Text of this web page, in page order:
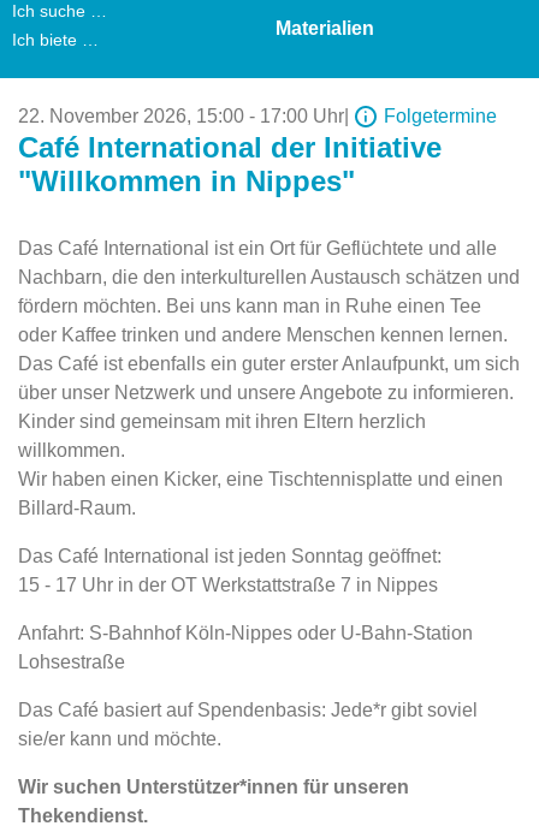
Ich suche …
Ich biete …
Materialien
22. November 2026, 15:00 - 17:00 Uhr Folgetermine
Café International der Initiative
"Willkommen in Nippes"
Das Café International ist ein Ort für Geflüchtete und alle
Nachbarn, die den interkulturellen Austausch schätzen und
fördern möchten. Bei uns kann man in Ruhe einen Tee
oder Kaffee trinken und andere Menschen kennen lernen.
Das Café ist ebenfalls ein guter erster Anlaufpunkt, um sich
über unser Netzwerk und unsere Angebote zu informieren.
Kinder sind gemeinsam mit ihren Eltern herzlich
willkommen.
Wir haben einen Kicker, eine Tischtennisplatte und einen
Billard-Raum.
Das Café International ist jeden Sonntag geöffnet:
15 - 17 Uhr in der OT Werkstattstraße 7 in Nippes
Anfahrt: S-Bahnhof Köln-Nippes oder U-Bahn-Station
Lohsestraße
Das Café basiert auf Spendenbasis: Jede*r gibt soviel
sie/er kann und möchte.
Wir suchen Unterstützer*innen für unseren
Thekendienst.